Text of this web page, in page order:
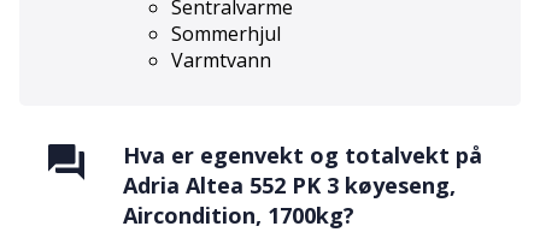
Sentralvarme
Sommerhjul
Varmtvann
Hva er egenvekt og totalvekt på
Adria Altea 552 PK 3 køyeseng,
Aircondition, 1700kg?